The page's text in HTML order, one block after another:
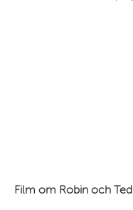
Film om Robin och Ted